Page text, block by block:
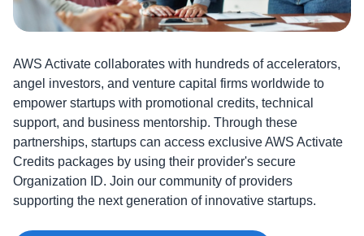
AWS Activate collaborates with hundreds of accelerators,
angel investors, and venture capital firms worldwide to
empower startups with promotional credits, technical
support, and business mentorship. Through these
partnerships, startups can access exclusive AWS Activate
Credits packages by using their provider's secure
Organization ID. Join our community of providers
supporting the next generation of innovative startups.